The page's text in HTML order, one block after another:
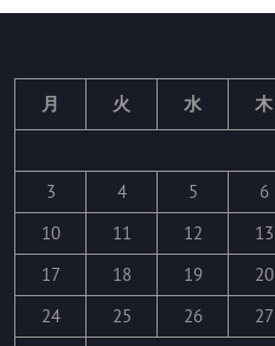
月 火 水 木
3
4 5 6
10
11 12 13
17
18 19 20
24
25 26 27